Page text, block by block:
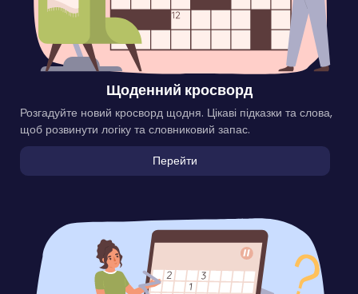
Щоденний кросворд
Розгадуйте новий кросворд щодня. Цікаві підказки та слова,
щоб розвинути логіку та словниковий запас.
Перейти